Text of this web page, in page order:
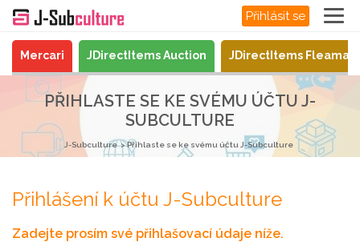
Přihlásit se
Mercari JDirectItems Auction JDirectItems
PŘIHLASTE SE KE SVÉMU ÚČTU J-
SUBCULTURE
J-Subculture Přihlaste se ke svému účtu J-Subculture
Přihlášení k účtu J-Subculture
Zadejte prosím své přihlašovací údaje níže.